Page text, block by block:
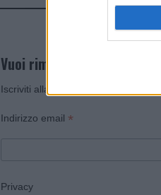
Vuoi rimanere sempre
Iscriviti alla newsletter di Gallura
Indirizzo email *
Privacy